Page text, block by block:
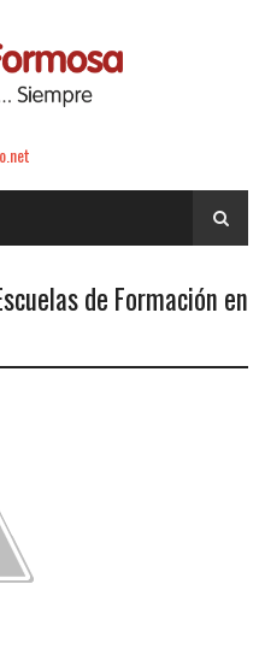
de Formación en